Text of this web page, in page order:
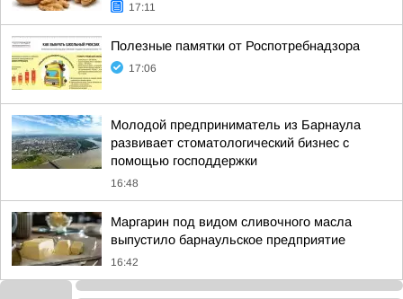
17:11
Полезные памятки от Роспотребнадзора
17:06
Молодой предприниматель из Барнаула
развивает стоматологический бизнес с
помощью господдержки
16:48
Маргарин под видом сливочного масла
выпустило барнаульское предприятие
16:42